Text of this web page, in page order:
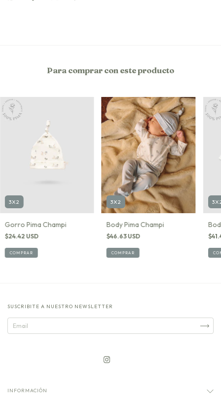
Para comprar con este producto
3X2
Gorro Pima Champi
$24.42 USD
COMPRAR
3X2
Body Pima Champi
$46.63 USD
COMPRAR
SUSCRIBITE A NUESTRO NEWSLETTER
INFORMACIÓN